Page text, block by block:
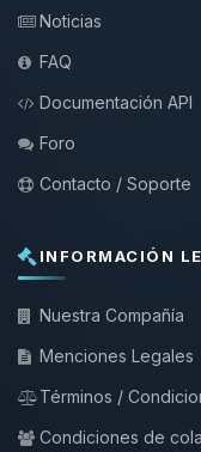
Noticias
FAQ
Documentación API
Foro
Contacto / Soporte
INFORMACIÓN
Nuestra Compañía
Menciones Legales
Términos /
Condiciones de